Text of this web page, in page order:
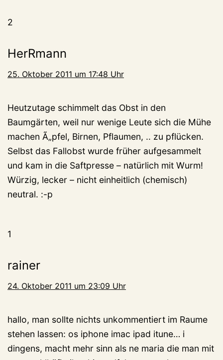
2
HerRmann
25. Oktober 2011 um 17:48 Uhr
Heutzutage schimmelt das Obst in den
Baumgärten, weil nur wenige Leute sich die Mühe
machen Ã„pfel, Birnen, Pflaumen, .. zu pflücken.
Selbst das Fallobst wurde früher aufgesammelt
und kam in die Saftpresse – natürlich mit Wurm!
Würzig, lecker – nicht einheitlich (chemisch)
neutral. :-p
1
rainer
24. Oktober 2011 um 23:09 Uhr
hallo, man sollte nichts unkommentiert im Raume
stehen lassen: os iphone imac ipad itune… i
dingens, macht mehr sinn als ne maria die man mit